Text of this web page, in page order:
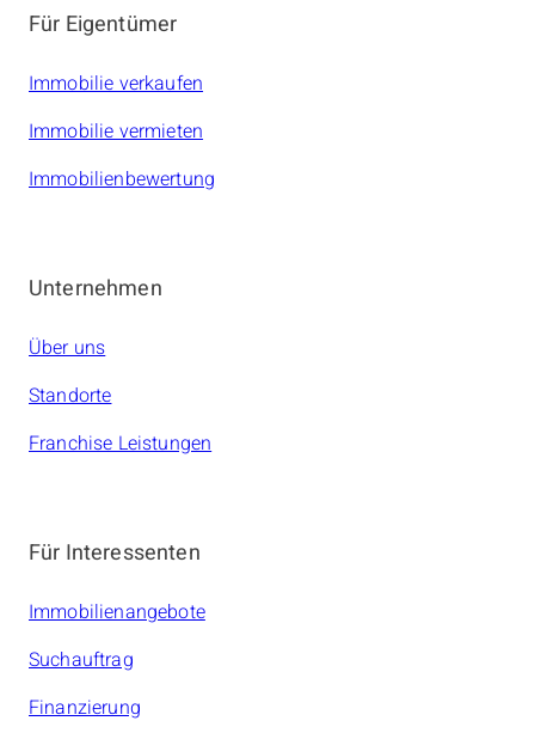
Für Eigentümer
Immobilie verkaufen
Immobilie vermieten
Immobilienbewertung
Unternehmen
Über uns
Standorte
Franchise Leistungen
Für Interessenten
Immobilienangebote
Suchauftrag
Finanzierung